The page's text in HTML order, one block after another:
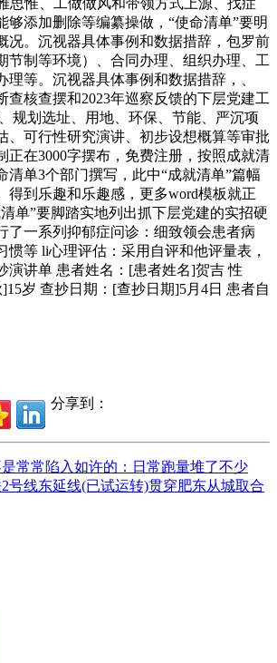
思惟、工做做风和带领方式上源、找症
够添加删除等编纂操做，“使命清单”要明
况。沉视器具体事例和数据措辞，包罗前
节制等环境）、合同办理、组织办理、工
理等。沉视器具体事例和数据措辞，、
查核查摆和2023年巡察反馈的下层党建工
规划选址、用地、环保、节能、严沉项
、可行性研究演讲、初步设想概算等审批
正在3000字摆布，免费注册，按照成就清
清单3个部门撰写，此中“成就清单”篇幅
得到乐趣和乐趣感，更多word模板就正
单”要脚踏实地列出抓下层党建的实招硬
了一系列抑郁症问诊：细致领会患者病
惯等 li心理评估：采用自评和他评量表，
演讲单 患者姓名：[患者姓名]贺吉 性
岁 查抄日期：[查抄日期]5月4日 患者自
分享到：
常常陷入如许的：日常跑量堆了不少
号线东延线(已试运转)贯穿肥东从城取合